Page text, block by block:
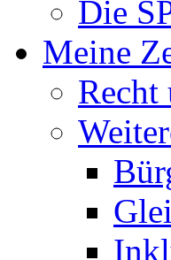
Die
Meine
Recht